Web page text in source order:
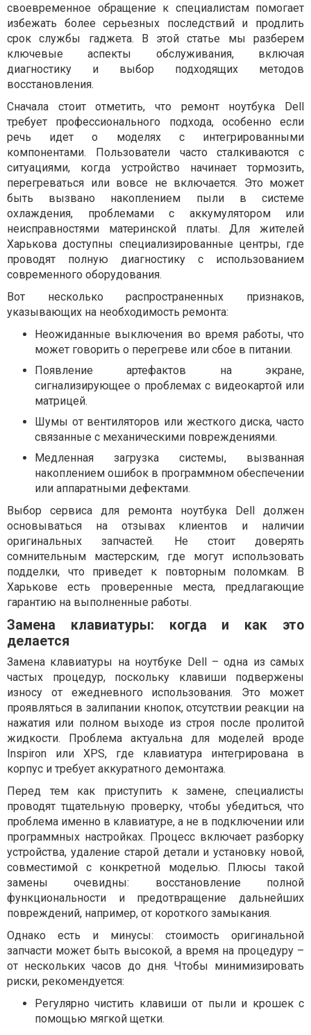
своевременное обращение к специалистам помогает
избежать более серьезных последствий и продлить
срок службы гаджета. В этой статье мы разберем
ключевые аспекты обслуживания, включая
диагностику и выбор подходящих методов
восстановления.
Сначала стоит отметить, что ремонт ноутбука Dell
требует профессионального подхода, особенно если
речь идет о моделях с интегрированными
компонентами. Пользователи часто сталкиваются с
ситуациями, когда устройство начинает тормозить,
перегреваться или вовсе не включается. Это может
быть вызвано накоплением пыли в системе
охлаждения, проблемами с аккумулятором или
неисправностями материнской платы. Для жителей
Харькова доступны специализированные центры, где
проводят полную диагностику с использованием
современного оборудования.
Вот несколько распространенных признаков,
указывающих на необходимость ремонта:
Неожиданные выключения во время работы, что
может говорить о перегреве или сбое в питании.
Появление артефактов на экране,
сигнализирующее о проблемах с видеокартой или
матрицей.
Шумы от вентиляторов или жесткого диска, часто
связанные с механическими повреждениями.
Медленная загрузка системы, вызванная
накоплением ошибок в программном обеспечении
или аппаратными дефектами.
Выбор сервиса для ремонта ноутбука Dell должен
основываться на отзывах клиентов и наличии
оригинальных запчастей. Не стоит доверять
сомнительным мастерским, где могут использовать
подделки, что приведет к повторным поломкам. В
Харькове есть проверенные места, предлагающие
гарантию на выполненные работы.
Замена клавиатуры: когда и как это
делается
Замена клавиатуры на ноутбуке Dell – одна из самых
частых процедур, поскольку клавиши подвержены
износу от ежедневного использования. Это может
проявляться в залипании кнопок, отсутствии реакции на
нажатия или полном выходе из строя после пролитой
жидкости. Проблема актуальна для моделей вроде
Inspiron или XPS, где клавиатура интегрирована в
корпус и требует аккуратного демонтажа.
Перед тем как приступить к замене, специалисты
проводят тщательную проверку, чтобы убедиться, что
проблема именно в клавиатуре, а не в подключении или
программных настройках. Процесс включает разборку
устройства, удаление старой детали и установку новой,
совместимой с конкретной моделью. Плюсы такой
замены очевидны: восстановление полной
функциональности и предотвращение дальнейших
повреждений, например, от короткого замыкания.
Однако есть и минусы: стоимость оригинальной
запчасти может быть высокой, а время на процедуру –
от нескольких часов до дня. Чтобы минимизировать
риски, рекомендуется:
Регулярно чистить клавиши от пыли и крошек с
помощью мягкой щетки.